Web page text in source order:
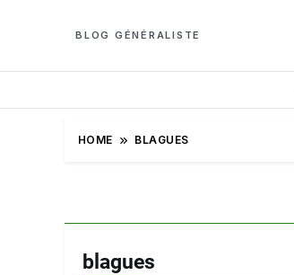
BLOG GÉNÉRALISTE
HOME BLAGUES
blagues